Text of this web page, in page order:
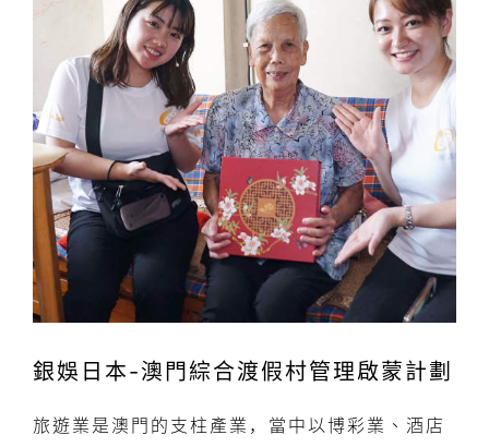
銀娛日本-澳門綜合渡假村管理啟蒙計劃
旅遊業是澳門的支柱產業，當中以博彩業、酒店